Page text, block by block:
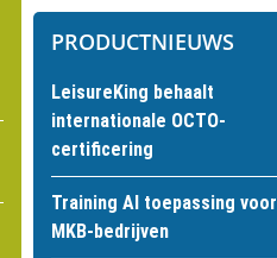
PRODUCTNIEUWS
LeisureKing behaalt
internationale OCTO-
certificering
Training AI toepassing voor
MKB-bedrijven